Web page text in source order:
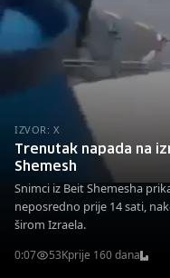
IZVOR: X
Trenutak napada na
Shemesh
Snimci iz Beit Shemesha
neposredno prije 14 sati,
širom Izraela.
0:07 53Kprije 160 dana